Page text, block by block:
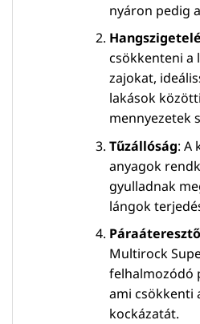
nyáron pedig
csökkenteni a
zajokat,
lakások
mennyezetek
Tűzállóság: A
anyagok
gyulladnak
lángok
Multirock
felhalmozódó
ami csökkenti
kockázatát.